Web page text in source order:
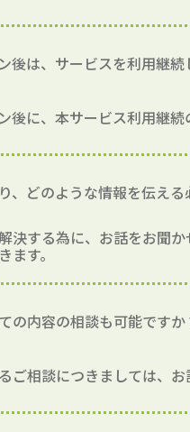
後は、サービスを利用継
後に、本サービス利用継続
、どのような情報を伝える
決する為に、お話をお聞
ます。
の内容の相談も可能ですか
ご相談につきましては、お